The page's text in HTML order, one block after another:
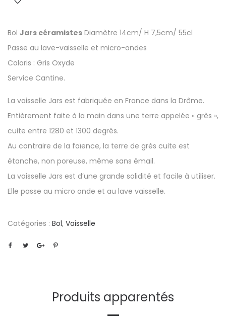
Bol Jars céramistes Diamètre 14cm/ H 7,5cm/ 55cl
Passe au lave-vaisselle et micro-ondes
Coloris : Gris Oxyde
Service Cantine.
La vaisselle Jars est fabriquée en France dans la Drôme.
Entièrement faite à la main dans une terre appelée « grès »,
cuite entre 1280 et 1300 degrés.
Au contraire de la faïence, la terre de grès cuite est
étanche, non poreuse, même sans émail.
La vaisselle Jars est d’une grande solidité et facile à utiliser.
Elle passe au micro onde et au lave vaisselle.
Catégories : Bol, Vaisselle
Produits apparentés